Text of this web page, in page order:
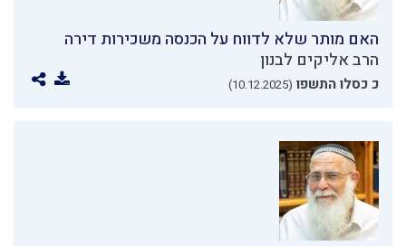
האם מותר שלא לדווח על הכנסה משכירות דירה
הרב אליקים לבנון
כ כסלו התשפו (10.12.2025)